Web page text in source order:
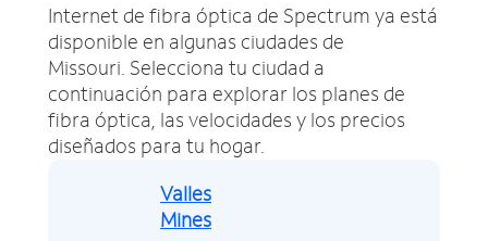
Internet de fibra óptica de Spectrum ya está
disponible en algunas ciudades de
Missouri. Selecciona tu ciudad a
continuación para explorar los planes de
fibra óptica, las velocidades y los precios
diseñados para tu hogar.
Valles
Mines